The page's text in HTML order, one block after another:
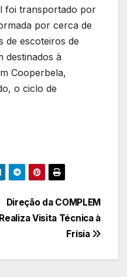
foi transportado por
por cerca de
de escoteiros de
destinados à
Cooperbela,
o ciclo de
Direção da COMPLEM
Realiza Visita Técnica à
Frísia